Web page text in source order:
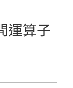
運算子